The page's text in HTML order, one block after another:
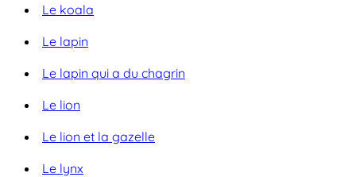
Le koala
Le lapin
Le lapin qui a du chagrin
Le lion
Le lion et la gazelle
Le lynx